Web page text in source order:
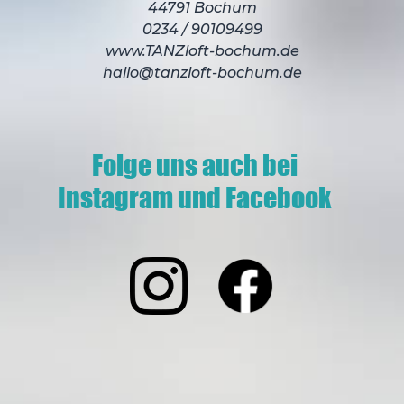
44791 Bochum
0234 / 90109499
www.TANZloft-bochum.de
hallo@tanzloft-bochum.de
Folge uns auch bei
Instagram und Facebook